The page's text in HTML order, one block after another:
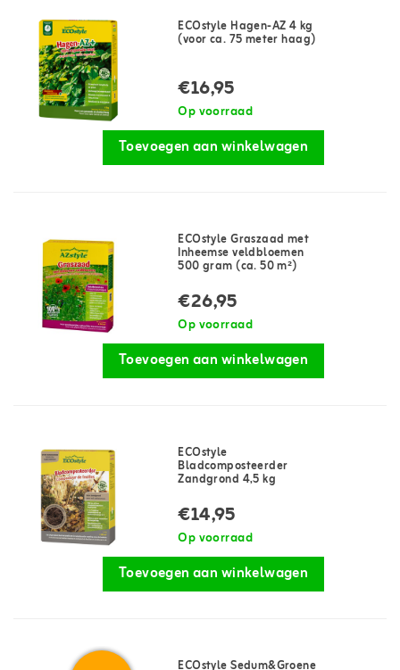
ECOstyle Hagen-AZ 4 kg
(voor ca. 75 meter haag)
€16,95
Op voorraad
Toevoegen aan winkelwagen
ECOstyle Graszaad met
Inheemse veldbloemen
500 gram (ca. 50 m²)
€26,95
Op voorraad
Toevoegen aan winkelwagen
ECOstyle
Bladcomposteerder
Zandgrond 4,5 kg
€14,95
Op voorraad
Toevoegen aan winkelwagen
ECOstyle Sedum&Groene